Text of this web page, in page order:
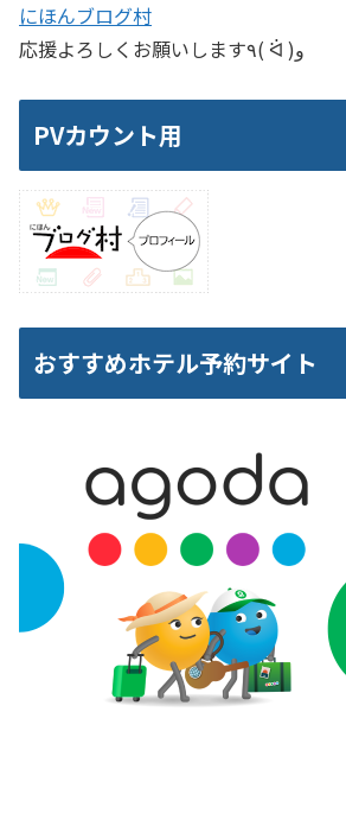
にほんブログ村
応援よろしくお願いします٩( ᐛ )و
PVカウント用
おすすめホテル予約サイト